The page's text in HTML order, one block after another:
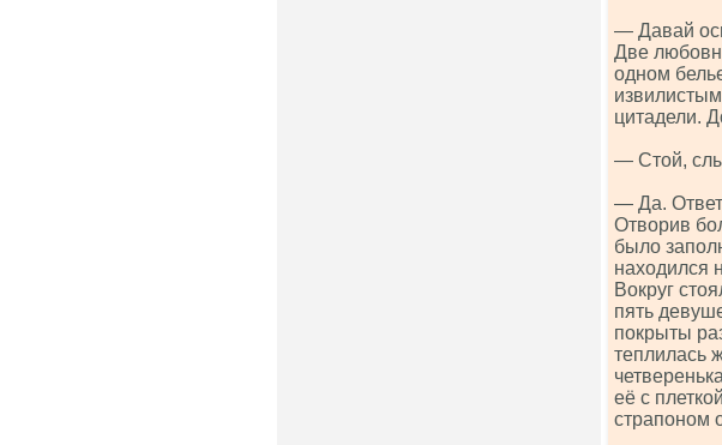
— Давай
Две
одном
цитадели.
— Стой,
— Да.
Отворив
было
находился
Вокруг
пять
покрыты
теплилась
её с
страпоном